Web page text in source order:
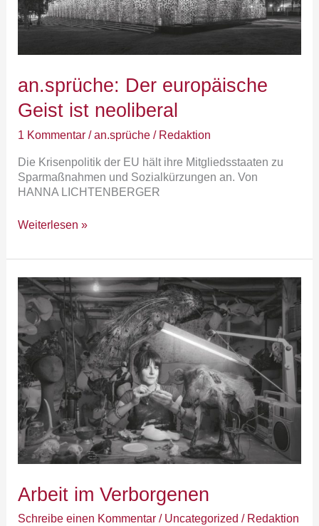
an.sprüche: Der europäische
Geist ist neoliberal
1 Kommentar /an.sprüche / Redaktion
Die Krisenpolitik der EU hält ihre Mitgliedsstaaten zu
Sparmaßnahmen und Sozialkürzungen an. Von
HANNA LICHTENBERGER
Weiterlesen »
Arbeit im Verborgenen
Schreibe einen Kommentar / Uncategorized / Redaktion
Arbeit
im
Verborgenen